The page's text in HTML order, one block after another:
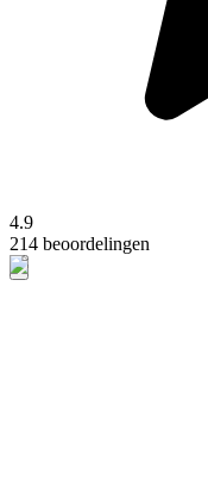
4.9
214 beoordelingen